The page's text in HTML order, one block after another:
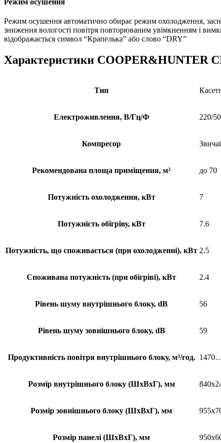
Режим осушення автоматично обирає режим охолодження,
зниження вологості повітря повторюваним увімкненням і
відображається символ “Крапелька” або слово “DRY”
Характеристики COOPER&HUNTER
Тип
Електроживлення, В/Гц/Ф 220/
Компресор
Рекомендована площа приміщення, м² до 70
Потужність охолодження, кВт 7
Потужність обігріву, кВт 7.6
Потужність, що споживається (при охолодженні), кВт 2.5
Споживана потужність (при обігріві), кВт 2.4
Рівень шуму внутрішнього блоку, dB 56
Рівень шуму зовнішнього блоку, dB 59
Продуктивність повітря внутрішнього блоку, м³/год.
Розмір внутрішнього блоку (ШхВхГ), мм
Розмір зовнішнього блоку (ШхВхГ), мм
Розмір панелі (ШхВхГ), мм